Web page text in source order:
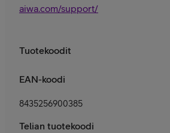
aiwa.com/support/
Tuotekoodit
EAN-koodi
8435256900385
Telian tuotekoodi